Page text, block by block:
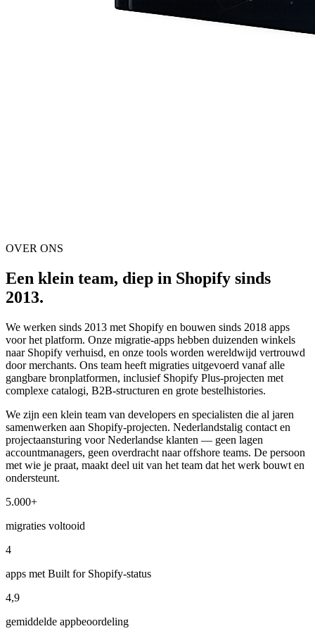
OVER ONS
Een klein team, diep in Shopify sinds
2013.
We werken sinds 2013 met Shopify en bouwen sinds 2018 apps
voor het platform. Onze migratie-apps hebben duizenden winkels
naar Shopify verhuisd, en onze tools worden wereldwijd vertrouwd
door merchants. Ons team heeft migraties uitgevoerd vanaf alle
gangbare bronplatformen, inclusief Shopify Plus-projecten met
complexe catalogi, B2B-structuren en grote bestelhistories.
We zijn een klein team van developers en specialisten die al jaren
samenwerken aan Shopify-projecten. Nederlandstalig contact en
projectaansturing voor Nederlandse klanten — geen lagen
accountmanagers, geen overdracht naar offshore teams. De persoon
met wie je praat, maakt deel uit van het team dat het werk bouwt en
ondersteunt.
5.000+
migraties voltooid
4
apps met Built for Shopify-status
4,9
gemiddelde appbeoordeling